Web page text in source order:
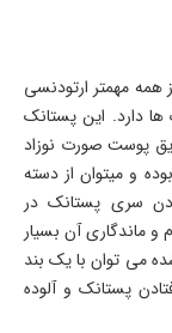
همه مهمتر ارتودنسی
دارد. این پستانک
پوست صورت نوزاد
و میتوان از دسته
سری پستانک در
و ماندگاری آن بسیار
می توان با یک بند
پستانک و آلوده